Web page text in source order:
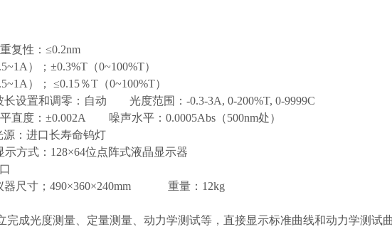
：≤0.2nm
）；±0.3%T（0~100%T）
）； ≤0.15％T（0~100%T）
和调零：自动 光度范围：-0.3-3A, 0-200%T, 0-9999C
度：±0.002A 噪声水平：0.0005Abs（500nm处）
长寿命钨灯
位点阵式液晶显示器
尺寸；490×360×240mm 重量：12kg
完成光度测量、定量测量、动力学测试等，直接显示标准曲线和动力学测试